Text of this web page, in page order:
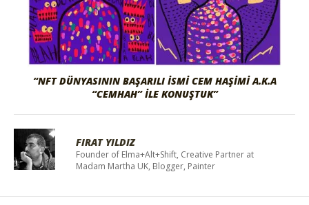
“NFT DÜNYASININ BAŞARILI İSMI CEM HAŞIMI A.K.A
“CEMHAH” İLE KONUŞTUK”
FIRAT YILDIZ
Founder of Elma+Alt+Shift, Creative Partner at
Madam Martha UK, Blogger, Painter